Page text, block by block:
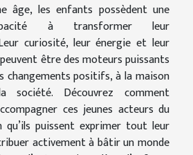
âge, les enfants possèdent une
à transformer leur
curiosité, leur énergie et leur
être des moteurs puissants
changements positifs, à la maison
société. Découvrez comment
ces jeunes acteurs du
qu’ils puissent exprimer tout leur
activement à bâtir un monde